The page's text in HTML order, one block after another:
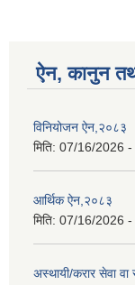
ऐन, कानुन
विनियोजन ऐन,२०८३
मिति: 07/16/2026 -
आर्थिक ऐन,२०८३
मिति: 07/16/2026 -
अस्थायी/करार सेवा वा